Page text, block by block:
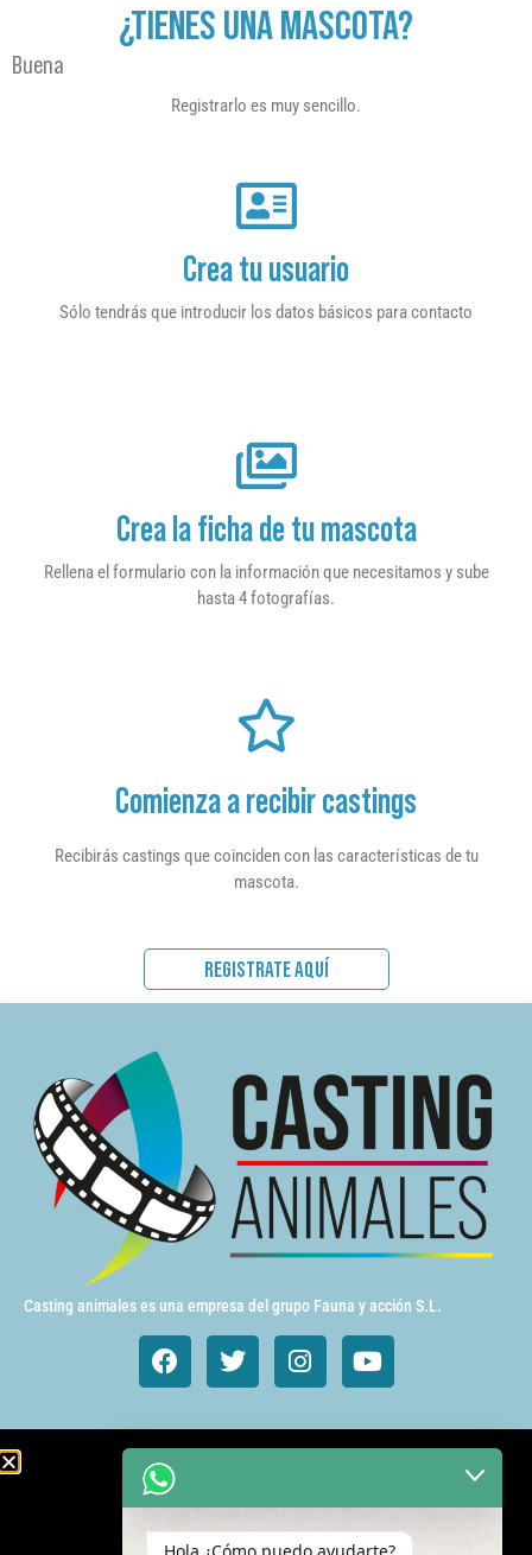
¿TIENES UNA MASCOTA?
Buena
Registrarlo es muy sencillo.
Crea tu usuario
Sólo tendrás que introducir los datos básicos para contacto
Crea la ficha de tu mascota
Rellena el formulario con la información que necesitamos y sube
hasta 4 fotografías.
Comienza a recibir castings
Recibirás castings que coinciden con las características de tu
mascota.
REGISTRATE AQUÍ
Casting animales es una empresa del grupo Fauna y acción S.L.
Animales de cine y TV